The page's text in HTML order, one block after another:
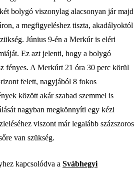
bolygó viszonylag alacsonyan jár majd
a megfigyeléshez tiszta, akadályoktól
Június 9-én a Merkúr is eléri
Ez azt jelenti, hogy a bolygó
fényes. A Merkúrt 21 óra 30 perc körül
felett, nagyjából 8 fokos
között akár szabad szemmel is
nagyban megkönnyíti egy kézi
viszont már legalább százszoros
van szükség.
kapcsolódva a Svábhegyi